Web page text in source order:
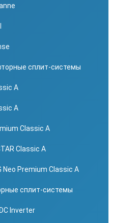
сплит-системы
A
A
Classic A
Classic A
Neo Premium Classic A
сплит-системы
Inverter